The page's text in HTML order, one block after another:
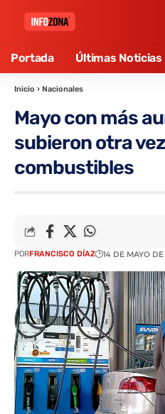
Portada Últimas Noticias
Inicio › Nacionales
Mayo con más
subieron otra
combustibles
PORFRANCISCO DÍAZ 14 DE MAYO